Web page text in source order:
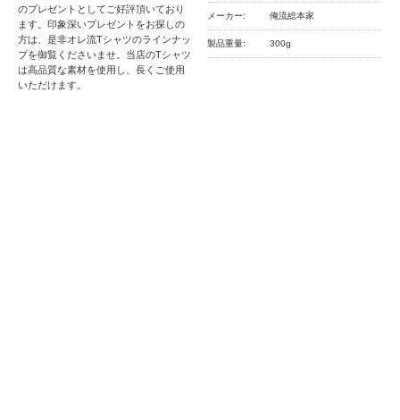
のプレゼントとしてご好評頂いており
ます。印象深いプレゼントをお探しの
方は、是非オレ流Tシャツのラインナッ
プを御覧くださいませ。当店のTシャツ
は高品質な素材を使用し、長くご使用
いただけます。
メーカー: 俺流総本家
製品重量: 300g